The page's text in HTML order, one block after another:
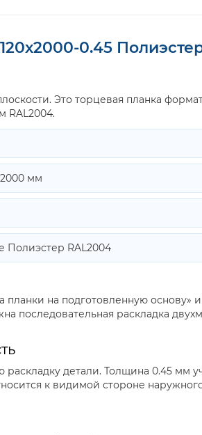
0.45
Это торцевая планка
RAL2004.
мм
Полиэстер RAL2004
планки на подготовленную основу»
последовательная раскладка
детали. Толщина 0.45 мм
к видимой стороне